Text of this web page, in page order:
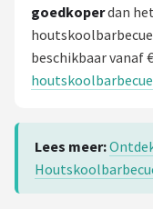
goedkoperdan
beschikbaar vanaf
Lees meer: